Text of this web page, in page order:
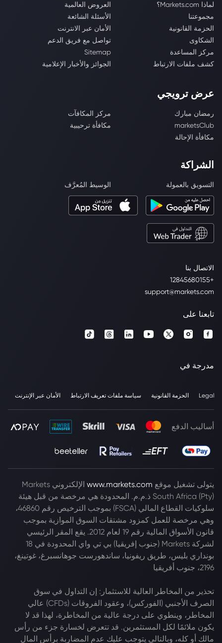
الاتصال بنا
+12845680155
support@markets.com
لماذا Markets.com؟
العروض العالمية
مجموعتنا
الأسئلة الشائعة
الحزمة القانونية
الأمان عبر الانترنت
الشكاوى
تواصل مع فريق الدعم
مركز المساعدة
Sitemap
كشف ملفات الارتباط
الجوائز والأخبار الإعلامية
عرض ترويجي
رمضان مبارك
مركز المكافآت
marketsClub
مكافأة ترحيبية
مكافأة الإحالة
الشراكة
التسويق بالعمولة الوسيط المُعرَّف
تابعنا على
مدرجة في
Legal الحزمة القانونية سياسة ملفات تعريف الارتباط الأمان عبر الإنترنت
أساليب الدفع
يتولى تشغيل موقع www.markets.com
الإلكتروني Markets
South Africa (Pty) ذ.م.م. المحدودة هي مرخصة من قبل هيئة
سلوكيات القطاع المالي (FSCA) بموجب الترخيص رقم 46860،
وهي مرخصة للعمل كمزود مشتقات السوق الموازية بموجب
قانون الأسواق المالية رقم 19 لعام 2012. يقع المقر الرئيسي
لشركة Markets (جنوب إفريقيا) بي تي واي المحدودة في 18
بونداري بليس، طريق ريفونيا، ساندهورست جوهانسبرغ، غوتينغ،
2196، جنوب أفريقيا
تحذير من المخاطر العالية للاستثمار: إن التداول في سوق
الصرف الأجنبي (الفوركس)، وعقود الفروقات (CFDs) عالي
المخاطر، وينطوي على درجة عالية من المخاطرة، لهذا قد لا
يكون ملائمًا لكل المستثمرين. قد تتعرض لخسارة جزء من رأس
مالك أو كله، وبالتالي يتوجب عليك عدم المضاربة برأس المال